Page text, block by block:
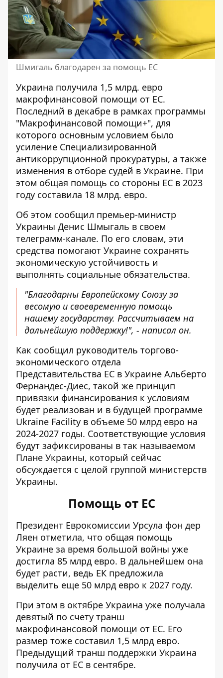
Шмигаль благодарен за помощь ЕС
Украина получила 1,5 млрд. евро
макрофинансовой помощи от ЕС.
Последний в декабре в рамках программы
"Макрофинансовой помощи+", для
которого основным условием было
усиление Специализированной
антикоррупционной прокуратуры, а также
изменения в отборе судей в Украине. При
этом общая помощь со стороны ЕС в 2023
году составила 18 млрд. евро.
Об этом сообщил премьер-министр
Украины Денис Шмыгаль в своем
телеграмм-канале. По его словам, эти
средства помогают Украине сохранять
экономическую устойчивость и
выполнять социальные обязательства.
"Благодарны Европейскому Союзу за
весомую и своевременную помощь
нашему государству. Рассчитываем на
дальнейшую поддержку!", - написал он.
Как сообщил руководитель торгово-
экономического отдела
Представительства ЕС в Украине Альберто
Фернандес-Диес, такой же принцип
привязки финансирования к условиям
будет реализован и в будущей программе
Ukraine Facility в объеме 50 млрд евро на
2024-2027 годы. Соответствующие условия
будут зафиксированы в так называемом
Плане Украины, который сейчас
обсуждается с целой группой министерств
Украины.
Помощь от ЕС
Президент Еврокомиссии Урсула фон дер
Ляен отметила, что общая помощь
Украине за время большой войны уже
достигла 85 млрд евро. В дальнейшем она
будет расти, ведь ЕК предложила
выделить еще 50 млрд евро к 2027 году.
При этом в октябре Украина уже получала
девятый по счету транш
макрофинансовой помощи от ЕС. Его
размер тоже составил 1,5 млрд евро.
Предыдущий транш поддержки Украина
получила от ЕС в сентябре.